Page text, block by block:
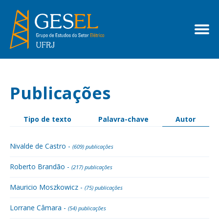
Publicações
Tipo de texto Palavra-chave Autor
Nivalde de Castro - (609) publicações
Roberto Brandão - (217) publicações
Mauricio Moszkowicz - (75) publicações
Lorrane Câmara - (54) publicações